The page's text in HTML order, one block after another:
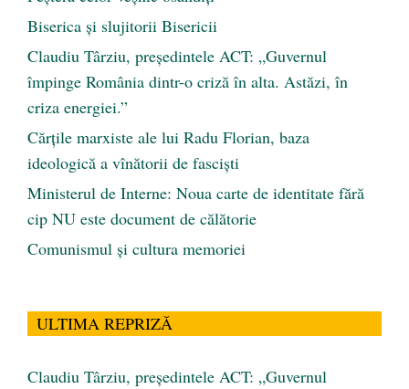
Biserica și slujitorii Bisericii
Claudiu Târziu, președintele ACT: „Guvernul
împinge România dintr-o criză în alta. Astăzi, în
criza energiei.”
Cărţile marxiste ale lui Radu Florian, baza
ideologică a vînătorii de fascişti
Ministerul de Interne: Noua carte de identitate fără
cip NU este document de călătorie
Comunismul şi cultura memoriei
ULTIMA REPRIZĂ
Claudiu Târziu, președintele ACT: „Guvernul